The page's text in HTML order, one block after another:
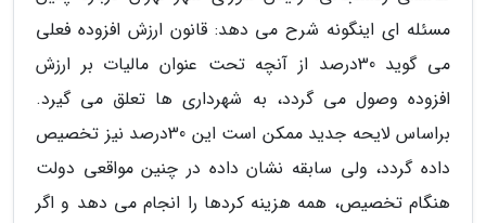
مسئله ای اینگونه شرح می دهد: قانون ارزش افزوده فعلی
می گوید 30درصد از آنچه تحت عنوان مالیات بر ارزش
افزوده وصول می گردد، به شهرداری ها تعلق می گیرد.
براساس لایحه جدید ممکن است این 30درصد نیز تخصیص
داده گردد، ولی سابقه نشان داده در چنین مواقعی دولت
هنگام تخصیص، همه هزینه کردها را انجام می دهد و اگر